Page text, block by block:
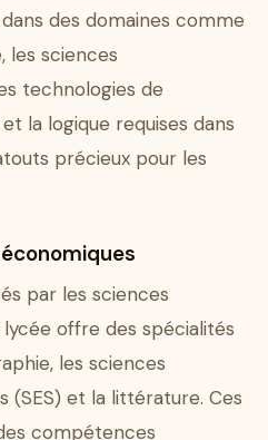
des domaines comme
les sciences
technologies de
la logique requises dans
précieux pour les
par les sciences
offre des spécialités
les sciences
(SES) et la littérature. Ces
compétences